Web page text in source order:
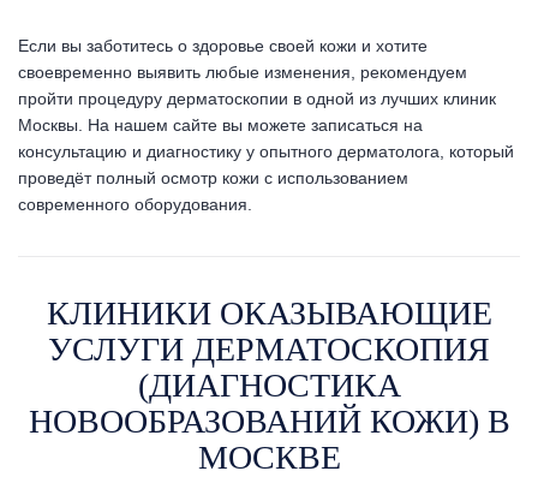
Если вы заботитесь о здоровье своей кожи и хотите
своевременно выявить любые изменения, рекомендуем
пройти процедуру дерматоскопии в одной из лучших клиник
Москвы. На нашем сайте вы можете записаться на
консультацию и диагностику у опытного дерматолога, который
проведёт полный осмотр кожи с использованием
современного оборудования.
КЛИНИКИ ОКАЗЫВАЮЩИЕ
УСЛУГИ ДЕРМАТОСКОПИЯ
(ДИАГНОСТИКА
НОВООБРАЗОВАНИЙ КОЖИ) В
МОСКВЕ